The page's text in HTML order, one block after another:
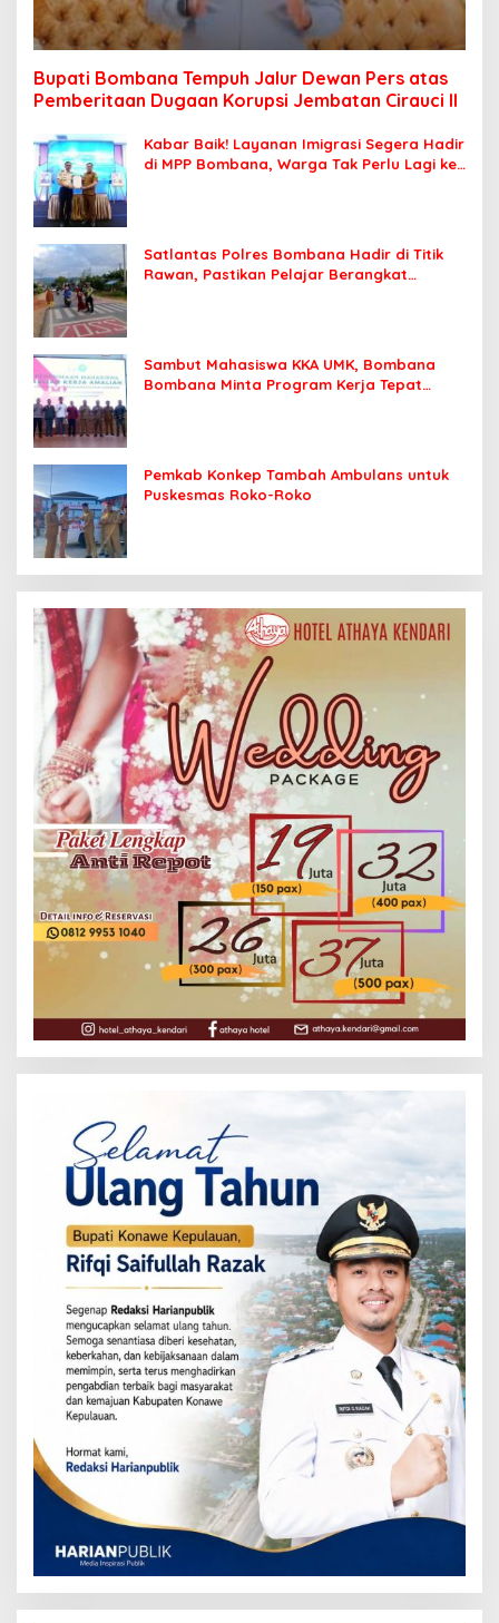
Bupati Bombana Tempuh Jalur Dewan Pers atas
Pemberitaan Dugaan Korupsi Jembatan Cirauci II
Kabar Baik! Layanan Imigrasi Segera Hadir
di MPP Bombana, Warga Tak Perlu Lagi ke
Satlantas Polres Bombana Hadir di Titik
Rawan, Pastikan Pelajar Berangkat
Sambut Mahasiswa KKA UMK, Bombana
Bombana Minta Program Kerja Tepat
Pemkab Konkep Tambah Ambulans untuk
Puskesmas Roko-Roko